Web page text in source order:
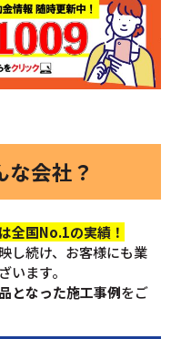
な会社？
全国No.1の実績！
し続け、お客様にも業
います。
となった施工事例をご